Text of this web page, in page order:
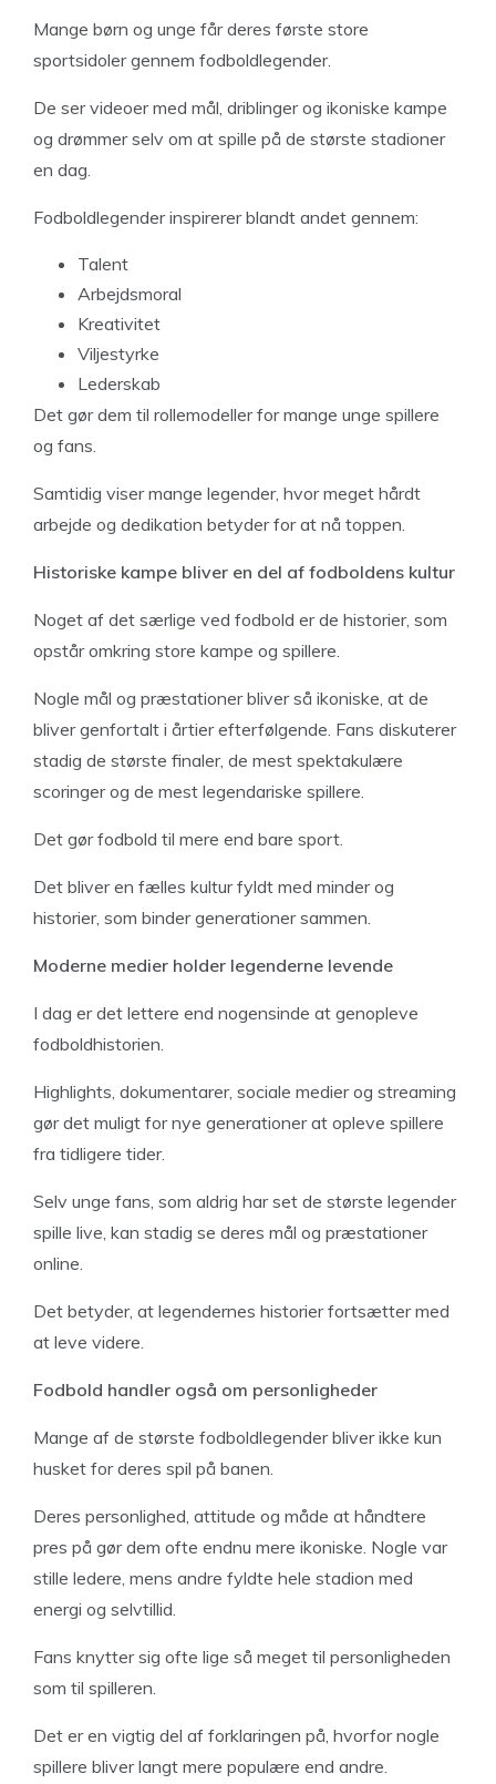
Mange børn og unge får deres første store
sportsidoler gennem fodboldlegender.
De ser videoer med mål, driblinger og ikoniske kampe
og drømmer selv om at spille på de største stadioner
en dag.
Fodboldlegender inspirerer blandt andet gennem:
Talent
Arbejdsmoral
Kreativitet
Viljestyrke
Lederskab
Det gør dem til rollemodeller for mange unge spillere
og fans.
Samtidig viser mange legender, hvor meget hårdt
arbejde og dedikation betyder for at nå toppen.
Historiske kampe bliver en del af fodboldens kultur
Noget af det særlige ved fodbold er de historier, som
opstår omkring store kampe og spillere.
Nogle mål og præstationer bliver så ikoniske, at de
bliver genfortalt i årtier efterfølgende. Fans diskuterer
stadig de største finaler, de mest spektakulære
scoringer og de mest legendariske spillere.
Det gør fodbold til mere end bare sport.
Det bliver en fælles kultur fyldt med minder og
historier, som binder generationer sammen.
Moderne medier holder legenderne levende
I dag er det lettere end nogensinde at genopleve
fodboldhistorien.
Highlights, dokumentarer, sociale medier og streaming
gør det muligt for nye generationer at opleve spillere
fra tidligere tider.
Selv unge fans, som aldrig har set de største legender
spille live, kan stadig se deres mål og præstationer
online.
Det betyder, at legendernes historier fortsætter med
at leve videre.
Fodbold handler også om personligheder
Mange af de største fodboldlegender bliver ikke kun
husket for deres spil på banen.
Deres personlighed, attitude og måde at håndtere
pres på gør dem ofte endnu mere ikoniske. Nogle var
stille ledere, mens andre fyldte hele stadion med
energi og selvtillid.
Fans knytter sig ofte lige så meget til personligheden
som til spilleren.
Det er en vigtig del af forklaringen på, hvorfor nogle
spillere bliver langt mere populære end andre.